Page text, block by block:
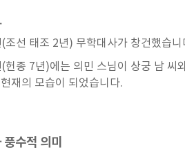
조선 태조 2년) 무학대사가 창건했습
헌종 7년)에는 의민 스님이 상궁 남 씨
재의 모습이 되었습니다.
수적 의미